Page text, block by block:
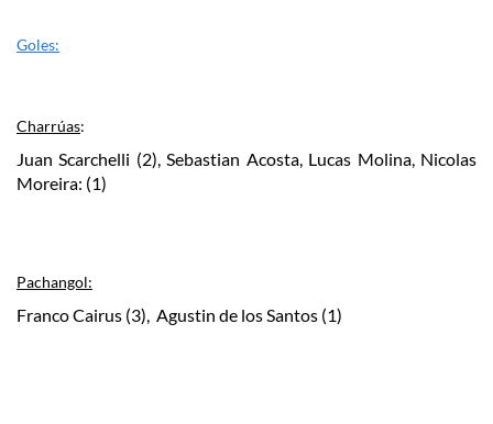
Goles:
Charrúas:
Juan Scarchelli (2), Sebastian Acosta, Lucas Molina, Nicolas
Moreira: (1)
Pachangol:
Franco Cairus (3), Agustin de los Santos (1)